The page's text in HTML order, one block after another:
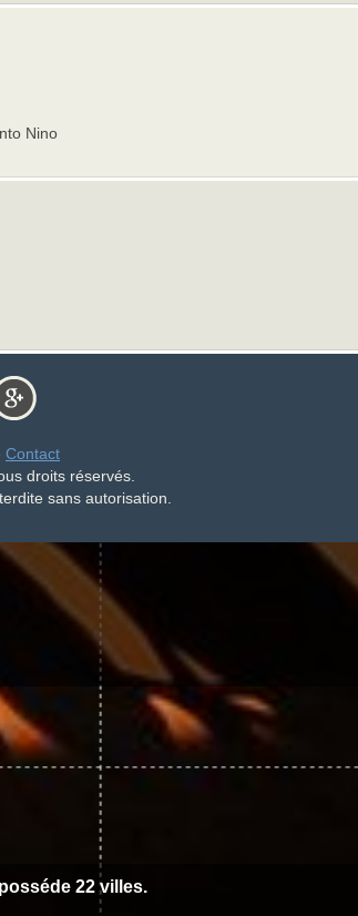
Nino
Contact
droits réservés.
sans autorisation.
22 villes.